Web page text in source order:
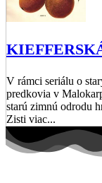
V rámci seriálu o
predkovia v
starú zimnú odrodu
Zisti viac...